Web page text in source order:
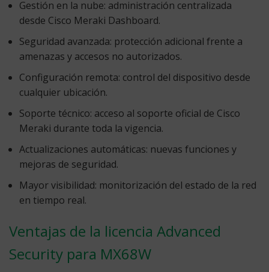
Gestión en la nube: administración centralizada
desde Cisco Meraki Dashboard.
Seguridad avanzada: protección adicional frente a
amenazas y accesos no autorizados.
Configuración remota: control del dispositivo desde
cualquier ubicación.
Soporte técnico: acceso al soporte oficial de Cisco
Meraki durante toda la vigencia.
Actualizaciones automáticas: nuevas funciones y
mejoras de seguridad.
Mayor visibilidad: monitorización del estado de la red
en tiempo real.
Ventajas de la licencia Advanced
Security para MX68W